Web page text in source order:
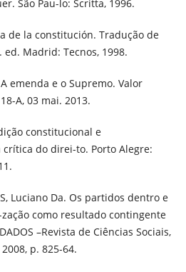
São Pau-lo: Scritta, 1996.
de la constitución. Tradução de
ed. Madrid: Tecnos, 1998.
emenda e o Supremo. Valor
A, 03 mai. 2013.
constitucional e
do direi-to. Porto Alegre:
Luciano Da. Os partidos dentro e
como resultado contingente
–Revista de Ciências Sociais,
p. 825-64.